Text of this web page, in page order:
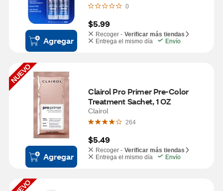
Agregar
0
$5.99
Recoger - Verificar más tiendas
Entrega el mismo día
Envío
NUEVO
Agregar
Clairol Pro Primer Pre-Color
Treatment Sachet, 1 OZ
Clairol
264
$5.49
Recoger - Verificar más tiendas
Entrega el mismo día
Envío